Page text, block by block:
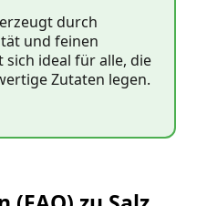
durch
und feinen
sich ideal für alle, die
Zutaten legen.